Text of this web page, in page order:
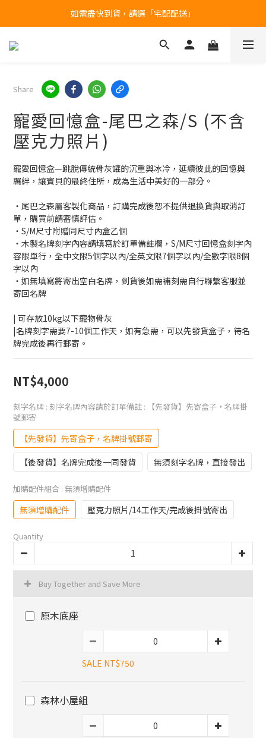
台北民權門市，現貨展示中
產品均備有現貨，下單後最快當天即可出貨
台北民權門市，現貨展示中
Share
寵愛回憶盒-尾巴之森/S (不含
壓克力照片)
寵愛回憶盒—跳脫傳統骨灰罐的沉重與冰冷，延續彼此的回憶與
羈絆，讓寶貝的最終住所，成為生活中美好的一部分。
・尾巴之森屬客製化商品，訂購完成後恕不提供退換貨與取消訂
單，購買前請審慎評估。
・S/M尺寸附贈同尺寸內盒乙個
・木製名牌刻字內容請填寫於訂單備註欄，S/M尺寸回憶盒刻字內
容限單行，全中文限5個字以內/全英文限7個字以內/全數字限8個
字以內
・如無填寫將寄出空白名牌，到貨後如需補刻需自行聯繫客服並
寄回名牌
| 可存放10kg以下寵物骨灰
|名牌刻字需要7-10個工作天，如有急需，可以先發貨盒子，待名
牌完成後再行郵寄。
NT$4,000
刻字名牌 : 刻字名牌內容請於訂單備註 : 【先發貨】先寄盒子，名牌掛
號郵寄
【先發貨】先寄盒子，名牌掛號郵寄
【後發貨】名牌完成後一同發貨
無須刻字名牌，直接發出
加購配件組合 : 無須增購配件
無須增購配件 壓克力照片/14工作天/完成後掛號寄出
Quantity
Buy Together and Save More
原木底座
SALE NT$750
森林小屋組